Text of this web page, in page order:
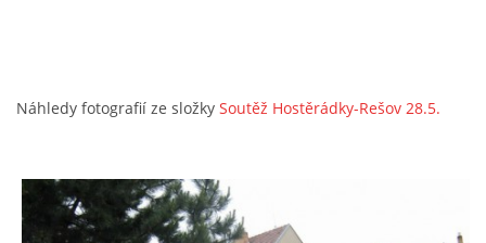
Náhledy fotografií ze složky Soutěž Hostěrádky-Rešov 28.5.